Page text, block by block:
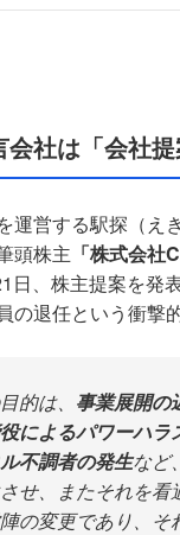
社は「会社
運営する駅探（え
頭株主 「株式会社
日、株主提案を発
の退任という衝撃
的は、 事業展開の
によるパワーハラ
不調者の発生など
せ、またそれを看
の変更であり、そ